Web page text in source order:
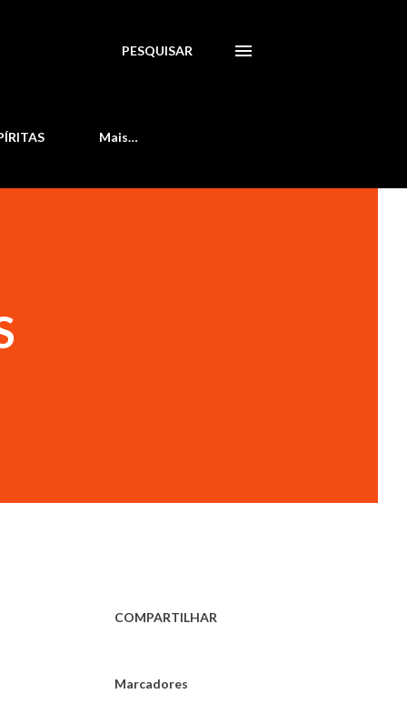
PESQUISAR
Mais…
COMPARTILHAR
Marcadores